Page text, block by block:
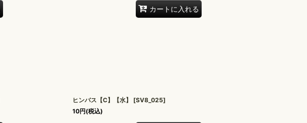
カートに入れる
ヒンバス【C】【水】 [SV8_025]
10円(税込)